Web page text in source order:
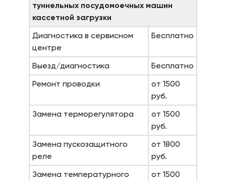
туннельных посудомоечных машин
кассетной загрузки
Диагностика в сервисном
центре
Бесплатно
Выезд/диагностика
Бесплатно
Ремонт проводки
от 1500
руб.
Замена терморегулятора
от 1500
руб.
Замена пускозащитного
реле
от 1800
руб.
Замена температурного
от 1500